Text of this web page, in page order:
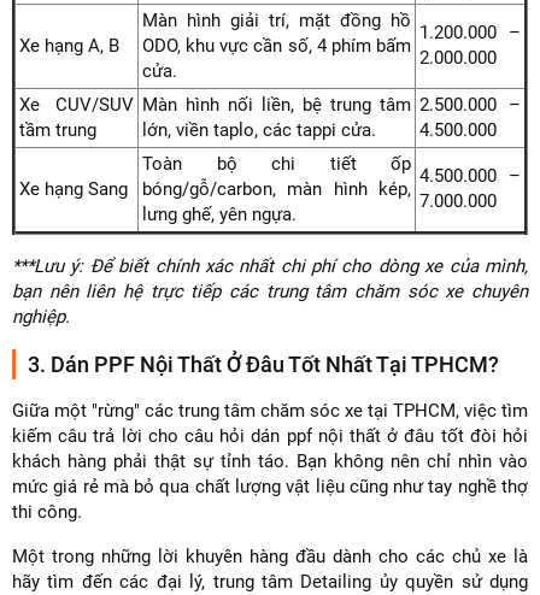
Xe hạng A, B
Màn hình giải trí, mặt đồng hồ
ODO, khu vực cần số, 4 phím bấm
cửa.
1.200.000 –
2.000.000
Xe CUV/SUV
tầm trung
Màn hình nối liền, bệ trung tâm
lớn, viền taplo, các tappi cửa.
2.500.000 –
4.500.000
Xe hạng Sang
Toàn bộ chi tiết ốp
bóng/gỗ/carbon, màn hình kép,
lưng ghế, yên ngựa.
4.500.000 –
7.000.000
***Lưu ý: Để biết chính xác nhất chi phí cho dòng xe của mình,
bạn nên liên hệ trực tiếp các trung tâm chăm sóc xe chuyên
nghiệp.
3. Dán PPF Nội Thất Ở Đâu Tốt Nhất Tại TPHCM?
Giữa một "rừng" các trung tâm chăm sóc xe tại TPHCM, việc tìm
kiếm câu trả lời cho câu hỏi dán ppf nội thất ở đâu tốt đòi hỏi
khách hàng phải thật sự tỉnh táo. Bạn không nên chỉ nhìn vào
mức giá rẻ mà bỏ qua chất lượng vật liệu cũng như tay nghề thợ
thi công.
Một trong những lời khuyên hàng đầu dành cho các chủ xe là
hãy tìm đến các đại lý, trung tâm Detailing ủy quyền sử dụng